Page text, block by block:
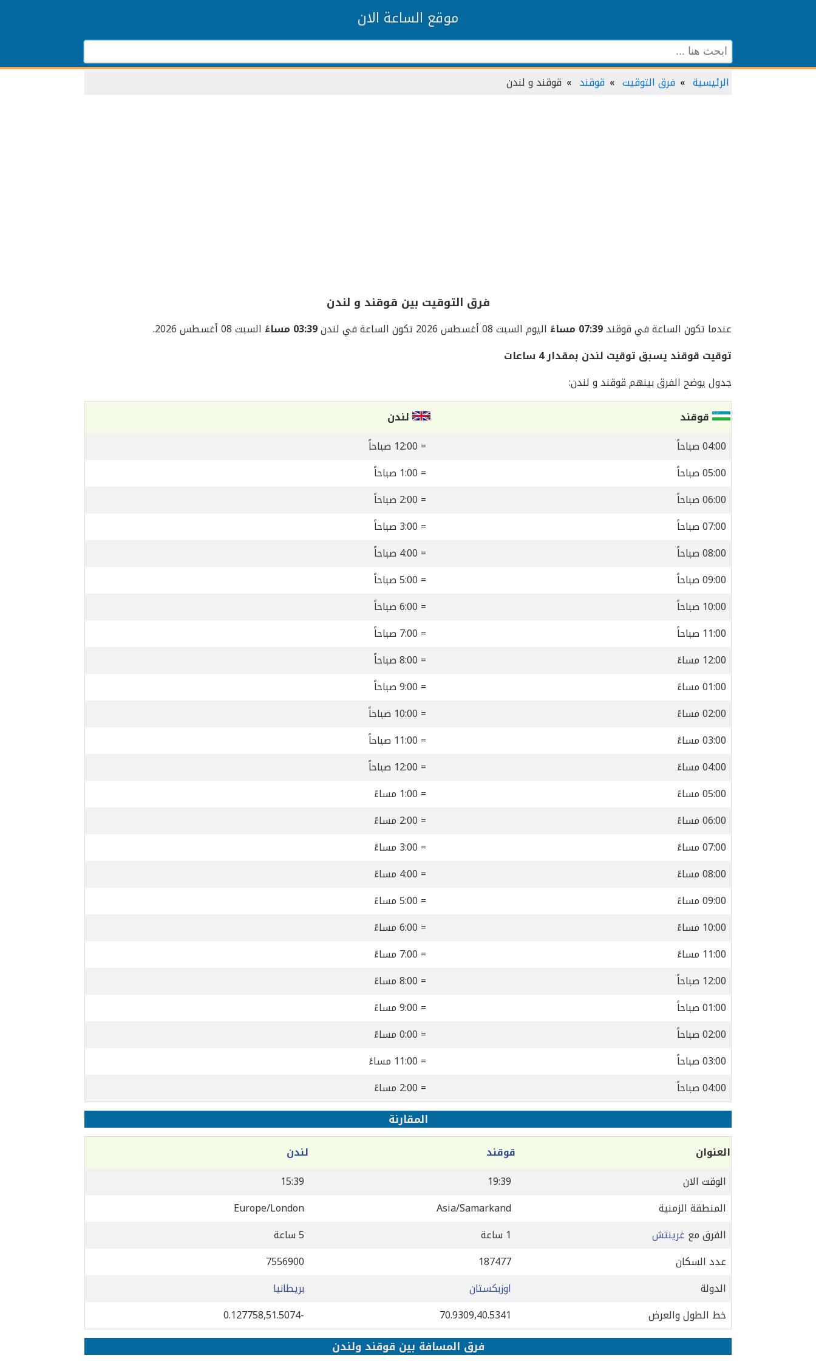
موقع الساعة الان
الرئيسية فرق التوقيت قوقند قوقند و لندن
فرق التوقيت بين قوقند و لندن
عندما تكون الساعة في قوقند07:39 مساءً اليوم السبت 08 أغسطس 2026 تكون الساعة في لندن 03:39 مساءً
السبت 08 أغسطس 2026.
توقيت قوقند يسبق توقيت لندن بمقدار 4 ساعات
جدول يوضح الفرق بينهم قوقند و لندن:
قوقند
لندن
04:00 صباحاً
= 12:00 صباحاً
05:00 صباحاً
= 1:00 صباحاً
06:00 صباحاً
= 2:00 صباحاً
07:00 صباحاً
= 3:00 صباحاً
08:00 صباحاً
= 4:00 صباحاً
09:00 صباحاً
= 5:00 صباحاً
10:00 صباحاً
= 6:00 صباحاً
11:00 صباحاً
= 7:00 صباحاً
12:00 مساءً
= 8:00 صباحاً
01:00 مساءً
= 9:00 صباحاً
02:00 مساءً
= 10:00 صباحاً
03:00 مساءً
= 11:00 صباحاً
04:00 مساءً
= 12:00 صباحاً
05:00 مساءً
= 1:00 مساءً
06:00 مساءً
= 2:00 مساءً
07:00 مساءً
= 3:00 مساءً
08:00 مساءً
= 4:00 مساءً
09:00 مساءً
= 5:00 مساءً
10:00 مساءً
= 6:00 مساءً
11:00 مساءً
= 7:00 مساءً
12:00 صباحاً
= 8:00 مساءً
01:00 صباحاً
= 9:00 مساءً
02:00 صباحاً
= 0:00 مساءً
03:00 صباحاً
= 11:00 مساءً
04:00 صباحاً
= 2:00 مساءً
المقارنة
العنوان قوقند
لندن
الوقت الان
19:39
15:39
المنطقة الزمنية
Asia/Samarkand
Europe/London
الفرق مع غرينتش 1 ساعة
5 ساعة
عدد السكان
187477
7556900
الدولة
اوزبكستان
بريطانيا
خط الطول والعرض
70.9309,40.5341
-0.127758,51.5074
فرق المسافة بين قوقند ولندن